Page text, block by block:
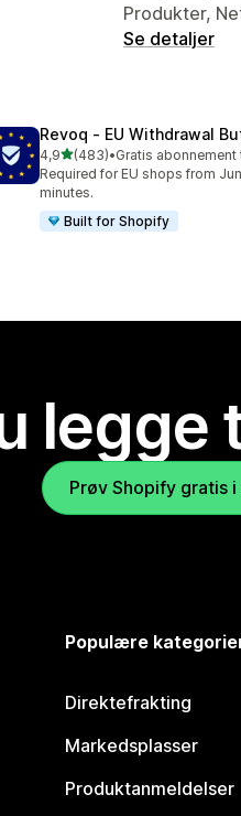
Produkter,
Se detaljer
Revoq ‑ EU Withdrawal
4,9av 5 stjerner
(483)
Totalt 483 omtaler
•Gratis
Required for EU shops from
minutes.
Built for Shopify
legge
Prøv Shopify gratis
Populære
Direktefrakting
Markedsplasser
Produktanmeldelser